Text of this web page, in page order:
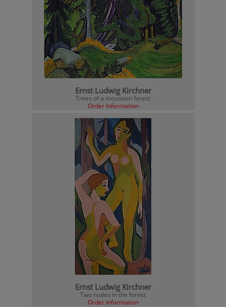
Ernst Ludwig Kirchner
Trees of a mountain forest
Order Information
Ernst Ludwig Kirchner
Two nudes in the forest
Order Information